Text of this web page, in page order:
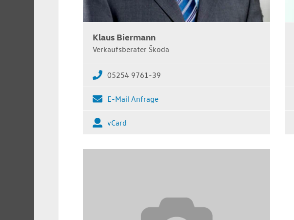
Klaus Biermann
Verkaufsberater Škoda
05254 9761-39
E-Mail Anfrage
vCard